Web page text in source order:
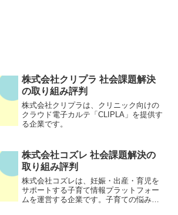
株式会社クリプラ 社会課題解決
の取り組み評判
株式会社クリプラは、クリニック向けの
クラウド電子カルテ「CLIPLA」を提供す
る企業です。
株式会社コズレ 社会課題解決の
取り組み評判
株式会社コズレは、妊娠・出産・育児を
サポートする子育て情報プラットフォー
ムを運営する企業です。子育ての悩みや